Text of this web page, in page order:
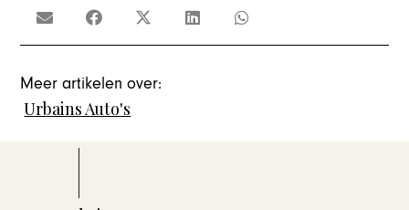
Meer artikelen over:
Urbains Auto's